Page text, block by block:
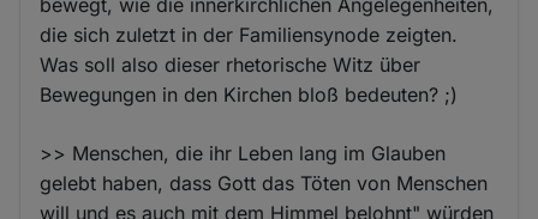
bewegt, wie die innerkirchlichen Angelegenheiten,
die sich zuletzt in der Familiensynode zeigten.
Was soll also dieser rhetorische Witz über
Bewegungen in den Kirchen bloß bedeuten? ;)
>> Menschen, die ihr Leben lang im Glauben
gelebt haben, dass Gott das Töten von Menschen
will und es auch mit dem Himmel belohnt" würden